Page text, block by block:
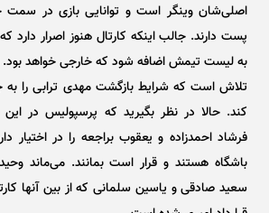
اصلی‌شان وینگر است و توانایی بازی در
پست دارند. جالب اینکه کارتال هنوز اصرار دارد
به لیست تیمش اضافه شود که خارجی خواهد
تلاش است که شرایط بازگشت مهدی ترابی را
کند. حالا در نظر بگیرید که پرسپولیس در
فرشاد احمدزاده و یعقوب براجعه را در اختیار
باشگاه هستند و قرار است بمانند. می‌ماند وحید
سعید صادقی و یاسین سلمانی که از بین آنها